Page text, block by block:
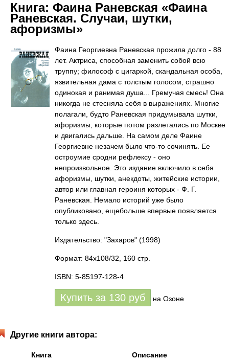
Книга: Фаина Раневская «Фаина
Раневская. Случаи, шутки,
афоризмы»
Фаина Георгиевна Раневская прожила долго - 88
лет. Актриса, способная заменить собой всю
труппу; философ с цигаркой, скандальная особа,
язвительная дама с толстым голосом, страшно
одинокая и ранимая душа... Гремучая смесь! Она
никогда не стесняла себя в выражениях. Многие
полагали, будто Раневская придумывала шутки,
афоризмы, которые потом разлетались по Москве
и двигались дальше. На самом деле Фаине
Георгиевне незачем было что-то сочинять. Ее
остроумие сродни рефлексу - оно
непроизвольное. Это издание включило в себя
афоризмы, шутки, анекдоты, житейские истории,
автор или главная героиня которых - Ф. Г.
Раневская. Немало историй уже было
опубликовано, ещебольше впервые появляется
только здесь.
Издательство: "Захаров" (1998)
Формат: 84x108/32, 160 стр.
ISBN: 5-85197-128-4
Купить за 130 руб на Озоне
Другие книги автора:
Книга
Описание